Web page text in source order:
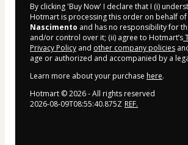
By clicking 'Buy Now' I declare that I (i)
Hotmart is processing this order on behalf of
Nascimento and has no responsibility for
and/or control over it; (ii) agree to Hotmart’s
Privacy Policy and other company policies
age or authorized and accompanied by a
Learn more about your purchase here.
Hotmart ©2026- All rights reserved
2026-08-09T08:55:40.875Z REF.